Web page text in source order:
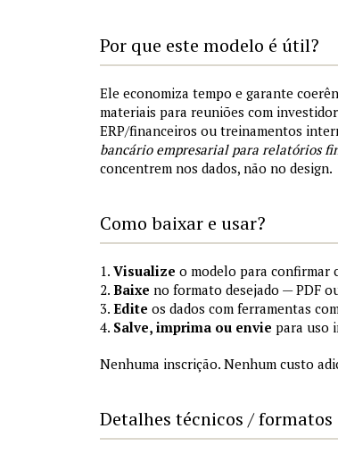
Por que este modelo é útil?
Ele economiza tempo e garante
materiais para reuniões com
ERP/financeiros ou treinamentos
bancário empresarial para relatórios
concentrem nos dados, não no design.
Como baixar e usar?
1. Visualize o modelo para confirmar
2. Baixe no formato desejado — PDF
3. Edite os dados com ferramentas
4. Salve, imprima ou envie para uso
Nenhuma inscrição. Nenhum custo
Detalhes técnicos /